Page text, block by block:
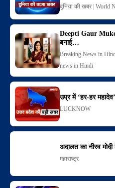
दुनिया की खबर | World
Deepti Gaur
बनाई…
Breaking News in
news in Hindi
उप्र में ‘हर-हर
LUCKNOW
अदालत का नीरव
महाराष्ट्र